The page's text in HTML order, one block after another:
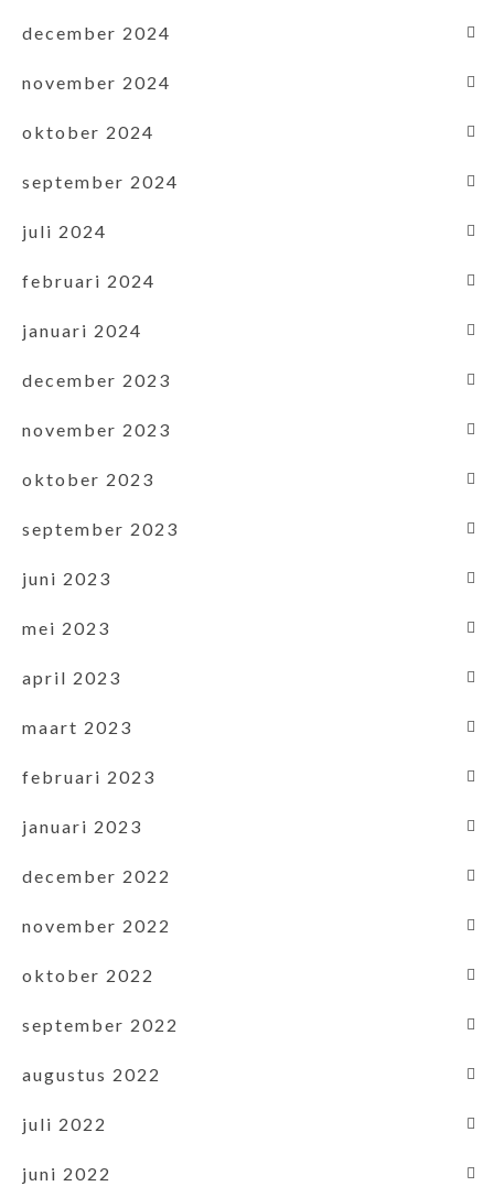
december 2024
november 2024
oktober 2024
september 2024
juli 2024
februari 2024
januari 2024
december 2023
november 2023
oktober 2023
september 2023
juni 2023
mei 2023
april 2023
maart 2023
februari 2023
januari 2023
december 2022
november 2022
oktober 2022
september 2022
augustus 2022
juli 2022
juni 2022